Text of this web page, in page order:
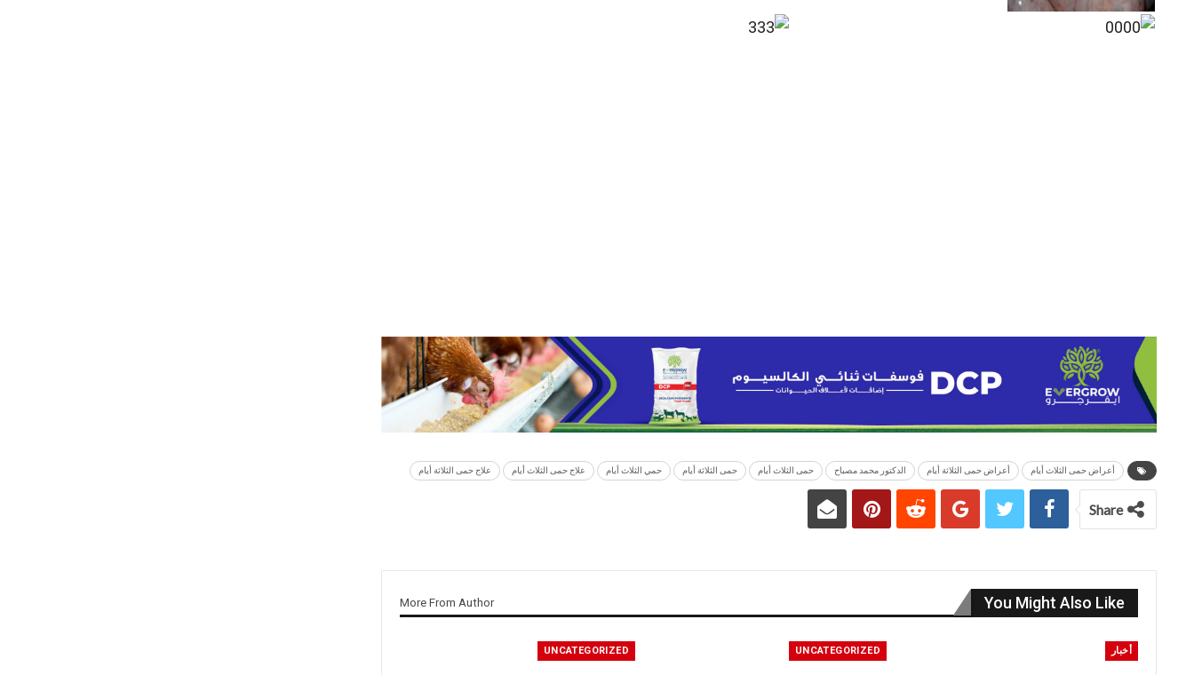
أعراض حمى الثلاث أيام أعراض حمى الثلاثة أيام الدكتور محمد مصباح حمى الثلاث أيام حمى الثلاثة أيام حمي الثلاث أيام علاج حمى الثلاث أيام علاج حمى الثلاثة أيام
Share
You Might Also Like
More From Author
أخبار UNCATEGORIZED
UNCATEGORIZED